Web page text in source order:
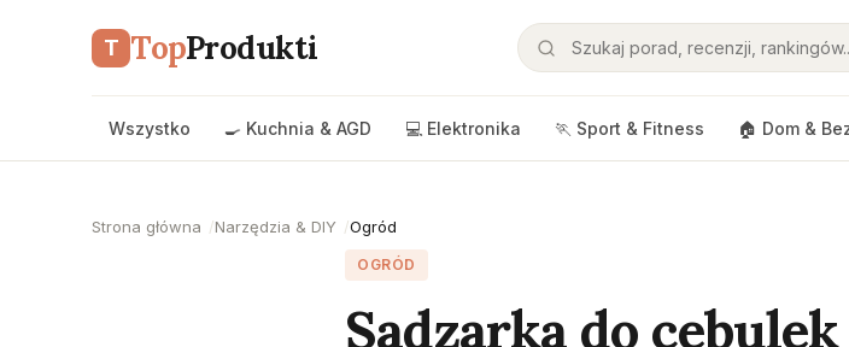
T TopProdukti
Wszystko 🍳 Kuchnia & AGD 💻 Elektronika 🏃 Sport & Fitness 🏠 Dom &
Strona główna Narzędzia & DIY Ogród
OGRÓD
Sadzarka do